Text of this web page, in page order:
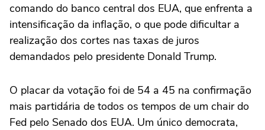
comando do banco central dos EUA, que enfrenta a
intensificação da inflação, o que pode dificultar a
realização dos cortes nas taxas de juros
demandados pelo presidente Donald Trump.
O placar da votação foi de 54 a 45 na confirmação
mais partidária de todos os tempos de um chair do
Fed pelo Senado dos EUA. Um único democrata,